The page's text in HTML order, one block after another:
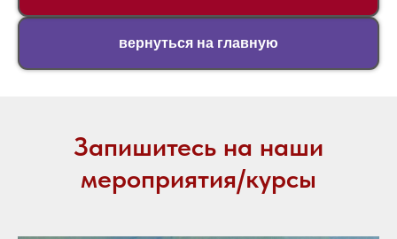
вернуться на главную
Запишитесь на наши
мероприятия/курсы